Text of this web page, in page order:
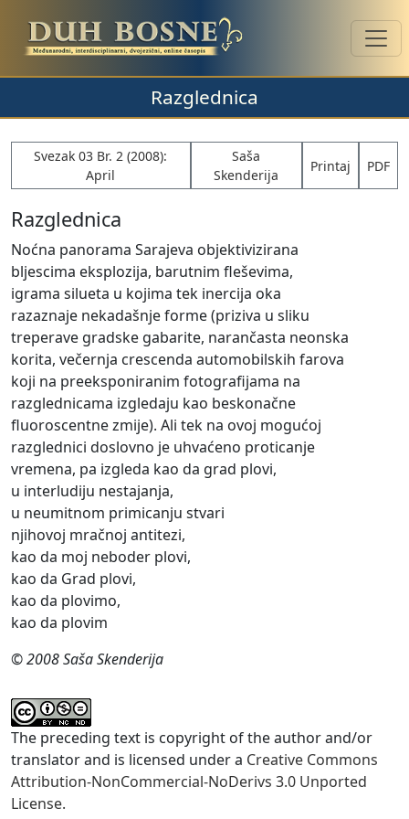
Razglednica
Svezak 03 Br. 2 (2008):
April
Saša
Skenderija
Printaj PDF
Razglednica
Noćna panorama Sarajeva objektivizirana
bljescima eksplozija, barutnim fleševima,
igrama silueta u kojima tek inercija oka
razaznaje nekadašnje forme (priziva u sliku
treperave gradske gabarite, narančasta neonska
korita, večernja crescenda automobilskih farova
koji na preeksponiranim fotografijama na
razglednicama izgledaju kao beskonačne
fluoroscentne zmije). Ali tek na ovoj mogućoj
razglednici doslovno je uhvaćeno proticanje
vremena, pa izgleda kao da grad plovi,
u interludiju nestajanja,
u neumitnom primicanju stvari
njihovoj mračnoj antitezi,
kao da moj neboder plovi,
kao da Grad plovi,
kao da plovimo,
kao da plovim
© 2008 Saša Skenderija
The preceding text is copyright of the author and/or
translator and is licensed under a Creative Commons
Attribution-NonCommercial-NoDerivs 3.0 Unported
License.